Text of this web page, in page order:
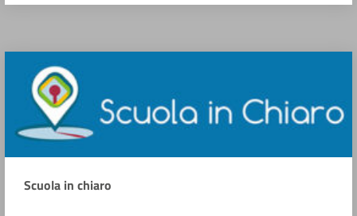
Scuola in chiaro